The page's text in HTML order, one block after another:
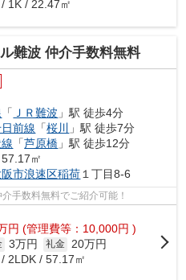
1K / 22.47㎡
難波 仲介手数料無料
「 ＪＲ難波 」駅 徒歩4分
前線 「桜川
」駅 徒歩7分
「芦原橋 」駅 徒歩12分
㎡
阪市浪速区稲荷 １丁目8-6
手数料無料でご紹介可能！
円 (管理費等：10,000円 )
3万円 礼金 20万円
2LDK / 57.17㎡